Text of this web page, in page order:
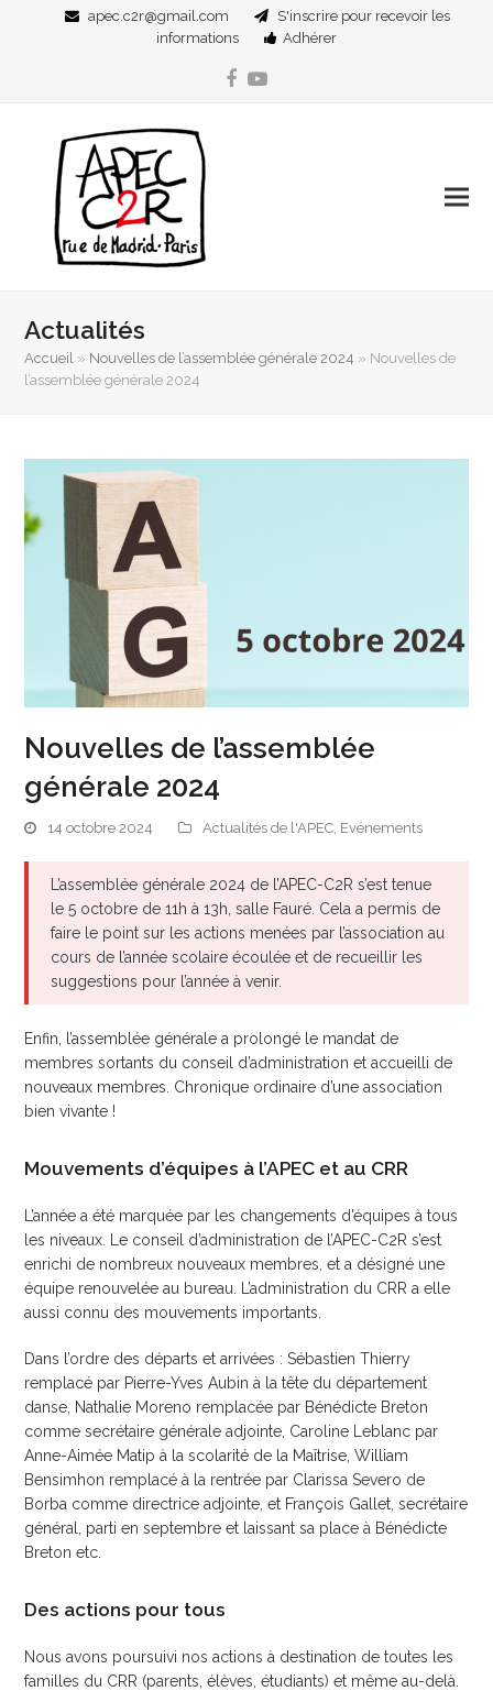
apec.c2r@gmail.com
S'inscrire pour recevoir les
informations
Adhérer
Facebook
YouTube
Actualités
Accueil » Nouvelles de l’assemblée générale 2024 » Nouvelles de
l’assemblée générale 2024
Nouvelles de l’assemblée
générale 2024
14 octobre 2024 Actualités de l'APEC Evénements
L’assemblée générale 2024 de l’APEC-C2R s’est tenue
le 5 octobre de 11h à 13h, salle Fauré. Cela a permis de
faire le point sur les actions menées par l’association au
cours de l’année scolaire écoulée et de recueillir les
suggestions pour l’année à venir.
Enfin, l’assemblée générale a prolongé le mandat de
membres sortants du conseil d’administration et accueilli de
nouveaux membres. Chronique ordinaire d’une association
bien vivante !
Mouvements d’équipes à l’APEC et au CRR
L’année a été marquée par les changements d’équipes à tous
les niveaux. Le conseil d’administration de l’APEC-C2R s’est
enrichi de nombreux nouveaux membres, et a désigné une
équipe renouvelée au bureau. L’administration du CRR a elle
aussi connu des mouvements importants.
Dans l’ordre des départs et arrivées : Sébastien Thierry
remplacé par Pierre-Yves Aubin à la tête du département
danse, Nathalie Moreno remplacée par Bénédicte Breton
comme secrétaire générale adjointe, Caroline Leblanc par
Anne-Aimée Matip à la scolarité de la Maîtrise, William
Bensimhon remplacé à la rentrée par Clarissa Severo de
Borba comme directrice adjointe, et François Gallet, secrétaire
général, parti en septembre et laissant sa place à Bénédicte
Breton etc.
Des actions pour tous
Nous avons poursuivi nos actions à destination de toutes les
familles du CRR (parents, élèves, étudiants) et même au-delà.